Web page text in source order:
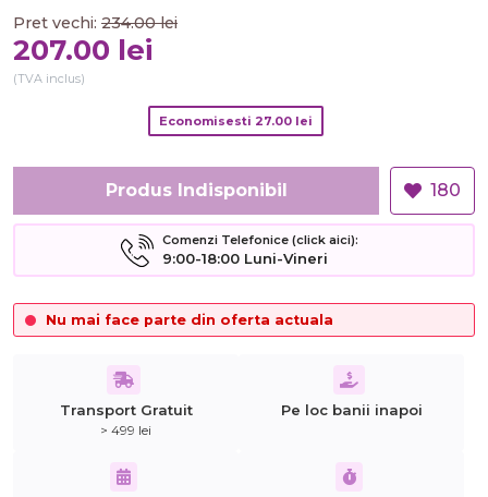
Pret vechi: 234.00 lei
207.00 lei
(TVA inclus)
Economisesti 27.00 lei
Produs Indisponibil 180
Comenzi Telefonice (click aici):
9:00-18:00 Luni-Vineri
Nu mai face parte din oferta actuala
Transport Gratuit
> 499 lei
Pe loc banii inapoi